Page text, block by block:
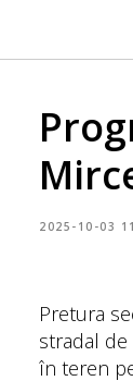
2025-10-03
Pretura
stradal de
în teren